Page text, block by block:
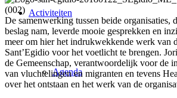
Activiteiten
Agenda
De samenwerking tussen beide organisaties,
beslag nam, leverde mooie gesprekken en
meer om hier het indrukwekkende werk van
Sant’Egidio voor het voetlicht te brengen.
de Gemeenschap, verantwoordelijk voor de
van vluchtelingen en migranten en tevens
over het ontstaan en het werk van de